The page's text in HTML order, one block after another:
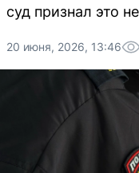
суд признал это
20 июня, 2026, 13:46